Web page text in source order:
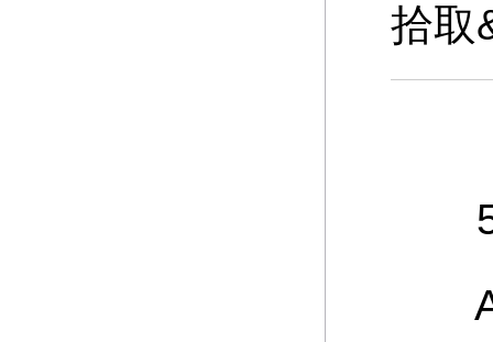
拾取
5
A